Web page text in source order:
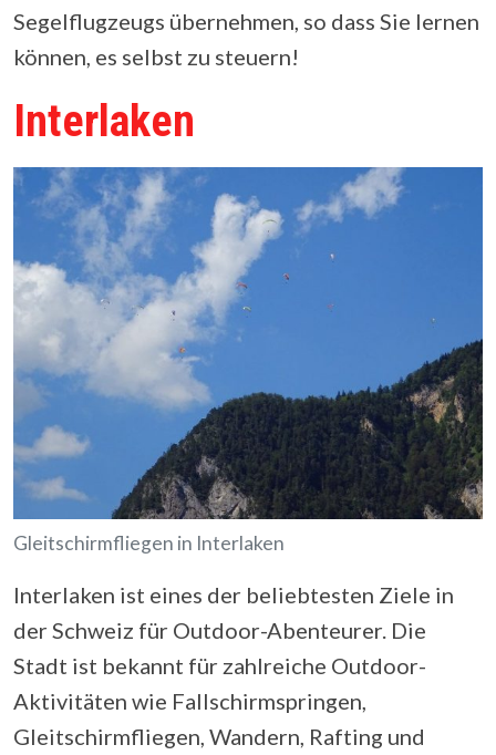
Segelflugzeugs übernehmen, so dass Sie lernen
können, es selbst zu steuern!
Interlaken
Gleitschirmfliegen in Interlaken
Interlaken ist eines der beliebtesten Ziele in
der Schweiz für Outdoor-Abenteurer. Die
Stadt ist bekannt für zahlreiche Outdoor-
Aktivitäten wie Fallschirmspringen,
Gleitschirmfliegen, Wandern, Rafting und